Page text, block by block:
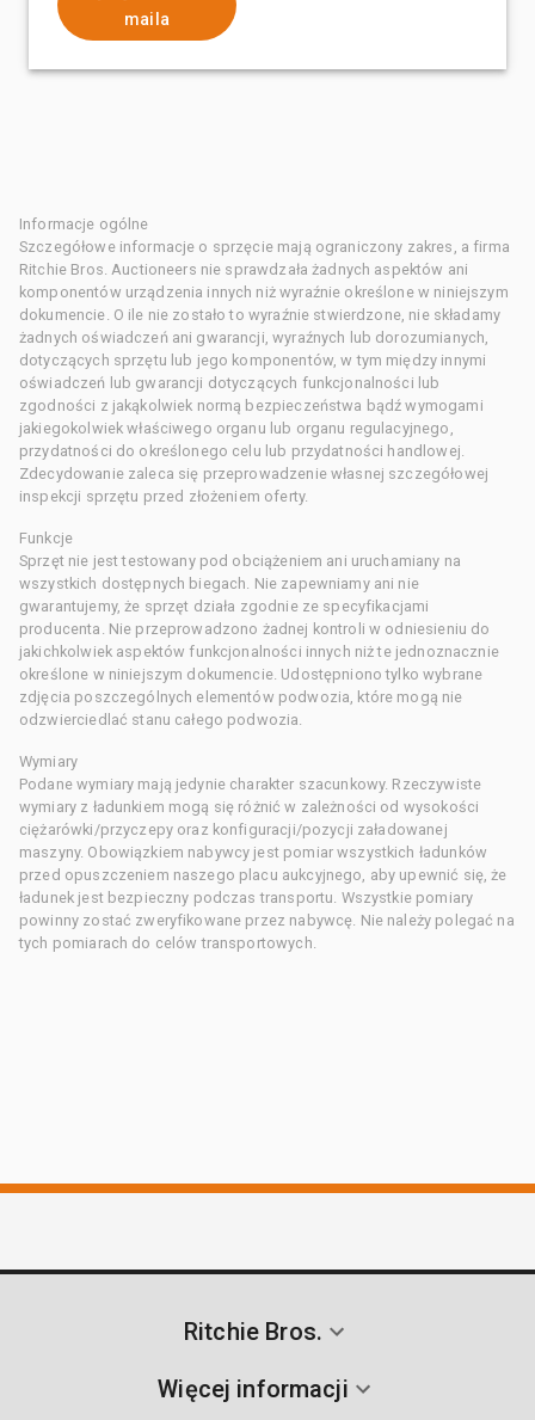
maila
Informacje ogólne
Szczegółowe informacje o sprzęcie mają ograniczony zakres, a firma
Ritchie Bros. Auctioneers nie sprawdzała żadnych aspektów ani
komponentów urządzenia innych niż wyraźnie określone w niniejszym
dokumencie. O ile nie zostało to wyraźnie stwierdzone, nie składamy
żadnych oświadczeń ani gwarancji, wyraźnych lub dorozumianych,
dotyczących sprzętu lub jego komponentów, w tym między innymi
oświadczeń lub gwarancji dotyczących funkcjonalności lub
zgodności z jakąkolwiek normą bezpieczeństwa bądź wymogami
jakiegokolwiek właściwego organu lub organu regulacyjnego,
przydatności do określonego celu lub przydatności handlowej.
Zdecydowanie zaleca się przeprowadzenie własnej szczegółowej
inspekcji sprzętu przed złożeniem oferty.
Funkcje
Sprzęt nie jest testowany pod obciążeniem ani uruchamiany na
wszystkich dostępnych biegach. Nie zapewniamy ani nie
gwarantujemy, że sprzęt działa zgodnie ze specyfikacjami
producenta. Nie przeprowadzono żadnej kontroli w odniesieniu do
jakichkolwiek aspektów funkcjonalności innych niż te jednoznacznie
określone w niniejszym dokumencie. Udostępniono tylko wybrane
zdjęcia poszczególnych elementów podwozia, które mogą nie
odzwierciedlać stanu całego podwozia.
Wymiary
Podane wymiary mają jedynie charakter szacunkowy. Rzeczywiste
wymiary z ładunkiem mogą się różnić w zależności od wysokości
ciężarówki/przyczepy oraz konfiguracji/pozycji załadowanej
maszyny. Obowiązkiem nabywcy jest pomiar wszystkich ładunków
przed opuszczeniem naszego placu aukcyjnego, aby upewnić się, że
ładunek jest bezpieczny podczas transportu. Wszystkie pomiary
powinny zostać zweryfikowane przez nabywcę. Nie należy polegać na
tych pomiarach do celów transportowych.
Ritchie Bros.
Więcej informacji